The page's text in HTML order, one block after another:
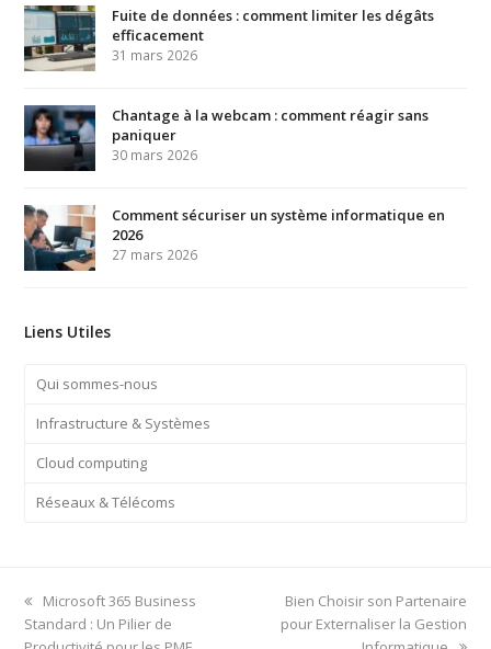
Fuite de données : comment limiter les dégâts
efficacement
31 mars 2026
Chantage à la webcam : comment réagir sans
paniquer
30 mars 2026
Comment sécuriser un système informatique en
2026
27 mars 2026
Liens Utiles
Qui sommes-nous
Infrastructure & Systèmes
Cloud computing
Réseaux & Télécoms
previous
post:
Microsoft 365 Business
Standard : Un Pilier de
next
post:
Bien Choisir son Partenaire
pour Externaliser la Gestion